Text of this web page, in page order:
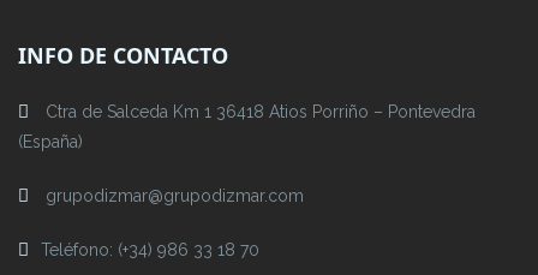
INFO DE CONTACTO
Ctra de Salceda Km 1 36418 Atios Porriño – Pontevedra
(España)
grupodizmar@grupodizmar.com
Teléfono: (+34) 986 33 18 70